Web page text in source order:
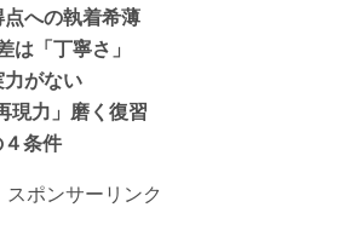
への執着希薄
は「丁寧さ 」
がない
現力」磨く復習
４条件
スポンサーリンク